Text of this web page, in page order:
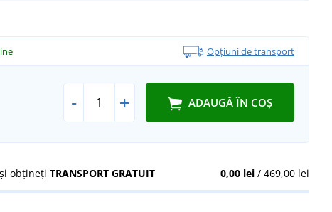
Opțiuni de transport
- + ADAUGĂ ÎN COȘ
0,00 lei/ 469,00 lei
și obțineți TRANSPORT GRATUIT